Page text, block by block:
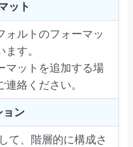
ット
ォルトのフォーマッ
ます。
マットを追加する場
絡ください。
ョン
て、階層的に構成さ